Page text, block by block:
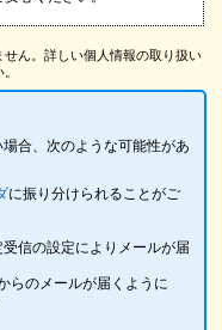
ん。詳しい個人情報の取り扱い
合、次のような可能性があ
に振り分けられることがご
信の設定によりメールが届
らのメールが届くように